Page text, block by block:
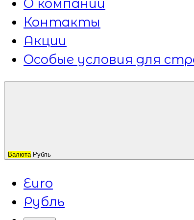
О компании
Контакты
Акции
Особые условия для
Валюта Рубль
Euro
Рубль